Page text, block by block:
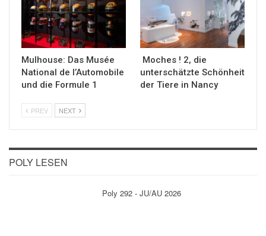
Mulhouse: Das Musée
National de l’Automobile
und die Formule 1
Moches ! 2, die
unterschätzte Schönheit
der Tiere in Nancy
PREV NEXT
POLY LESEN
Poly 292 - JU/AU 2026